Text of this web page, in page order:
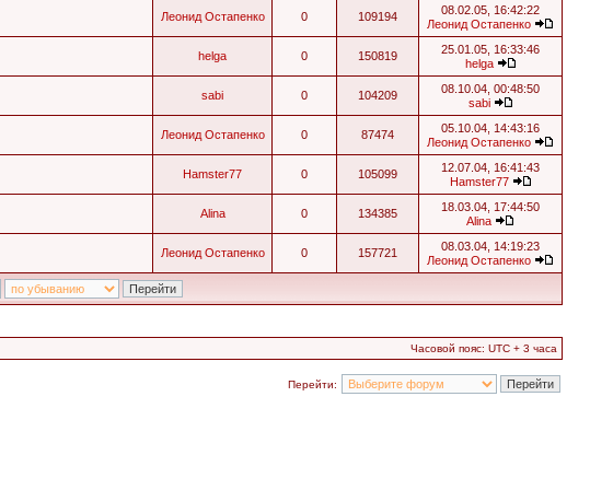
Леонид Остапенко 0 109194
08.02.05, 16:42:22
Леонид Остапенко
helga 0 150819
25.01.05, 16:33:46
helga
sabi 0 104209
08.10.04, 00:48:50
sabi
Леонид Остапенко 0 87474
05.10.04, 14:43:16
Леонид Остапенко
Hamster77 0 105099
12.07.04, 16:41:43
Hamster77
Alina 0 134385
18.03.04, 17:44:50
Alina
Леонид Остапенко 0 157721
08.03.04, 14:19:23
Леонид Остапенко
Часовой пояс: UTC + 3 часа
Перейти: